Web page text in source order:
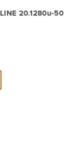
20.1280u-50